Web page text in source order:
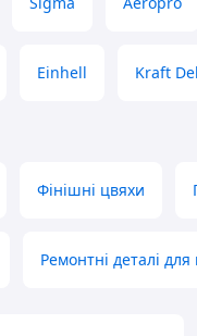
Einhell Kraft
Фінішні цвяхи
Ремонтні деталі